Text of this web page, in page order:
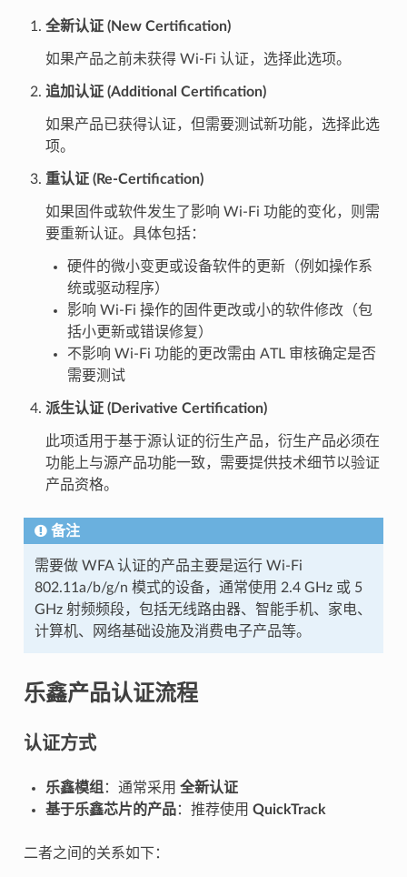
全新认证 (New Certification)
如果产品之前未获得 Wi-Fi 认证，选择此选项。
追加认证 (Additional Certification)
如果产品已获得认证，但需要测试新功能，选择此选
项。
重认证 (Re-Certification)
如果固件或软件发生了影响 Wi-Fi 功能的变化，则需
要重新认证。具体包括：
硬件的微小变更或设备软件的更新（例如操作系
统或驱动程序）
影响 Wi-Fi 操作的固件更改或小的软件修改（包
括小更新或错误修复）
不影响 Wi-Fi 功能的更改需由 ATL 审核确定是否
需要测试
派生认证 (Derivative Certification)
此项适用于基于源认证的衍生产品，衍生产品必须在
功能上与源产品功能一致，需要提供技术细节以验证
产品资格。
备注
需要做 WFA 认证的产品主要是运行 Wi-Fi
802.11a/b/g/n 模式的设备，通常使用 2.4 GHz 或 5
GHz 射频频段，包括无线路由器、智能手机、家电、
计算机、网络基础设施及消费电子产品等。
乐鑫产品认证流程
认证方式
乐鑫模组 ：通常采用 全新认证
基于乐鑫芯片的产品：推荐使用 QuickTrack
二者之间的关系如下：